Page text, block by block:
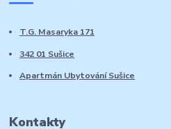
T.G. Masaryka 171
342 01 Sušice
Apartmán Ubytování Sušice
Kontakty